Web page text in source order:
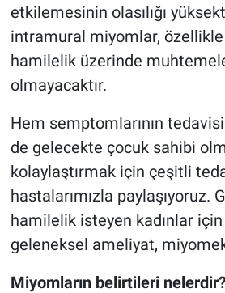
etkilemesinin olasılığı
intramural miyomlar,
hamilelik üzerinde
olmayacaktır.
Hem semptomlarının
de gelecekte çocuk sahibi
kolaylaştırmak için çeşitli
hastalarımızla paylaşıyoruz.
hamilelik isteyen kadınlar için
geleneksel ameliyat,
Miyomların belirtileri